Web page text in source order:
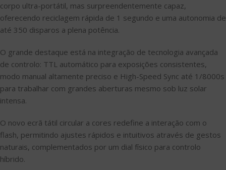
corpo ultra-portátil, mas surpreendentemente capaz,
oferecendo reciclagem rápida de 1 segundo e uma autonomia de
até 350 disparos a plena potência.
O grande destaque está na integração de tecnologia avançada
de controlo: TTL automático para exposições consistentes,
modo manual altamente preciso e High-Speed Sync até 1/8000s
para trabalhar com grandes aberturas mesmo sob luz solar
intensa.
O novo ecrã tátil circular a cores redefine a interação com o
flash, permitindo ajustes rápidos e intuitivos através de gestos
naturais, complementados por um dial físico para controlo
híbrido.